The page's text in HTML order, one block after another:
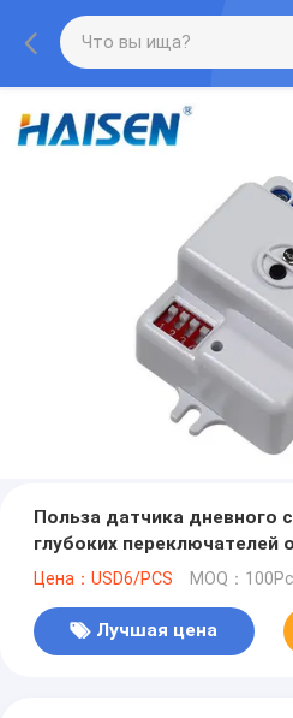
Польза датчика дневного
глубоких переключателей
Цена：USD6/PCS MOQ：
Лучшая цена